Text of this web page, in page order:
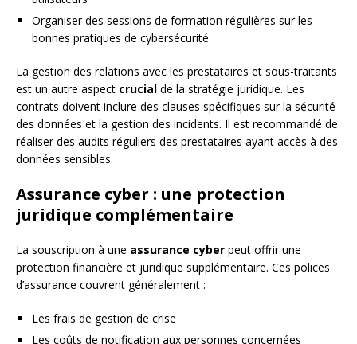
Organiser des sessions de formation régulières sur les
bonnes pratiques de cybersécurité
La gestion des relations avec les prestataires et sous-traitants
est un autre aspect crucial de la stratégie juridique. Les
contrats doivent inclure des clauses spécifiques sur la sécurité
des données et la gestion des incidents. Il est recommandé de
réaliser des audits réguliers des prestataires ayant accès à des
données sensibles.
Assurance cyber : une protection
juridique complémentaire
La souscription à une assurance cyber peut offrir une
protection financière et juridique supplémentaire. Ces polices
d’assurance couvrent généralement :
Les frais de gestion de crise
Les coûts de notification aux personnes concernées